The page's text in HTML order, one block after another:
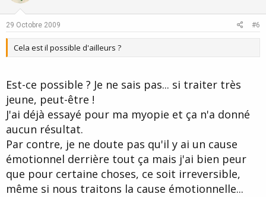
t
v
29 Octobre 2009 #6
Cela est il possible d'ailleurs ?
Est-ce possible ? Je ne sais pas... si traiter très
jeune, peut-être !
J'ai déjà essayé pour ma myopie et ça n'a donné
aucun résultat.
Par contre, je ne doute pas qu'il y ai un cause
émotionnel derrière tout ça mais j'ai bien peur
que pour certaine choses, ce soit irreversible,
même si nous traitons la cause émotionnelle...